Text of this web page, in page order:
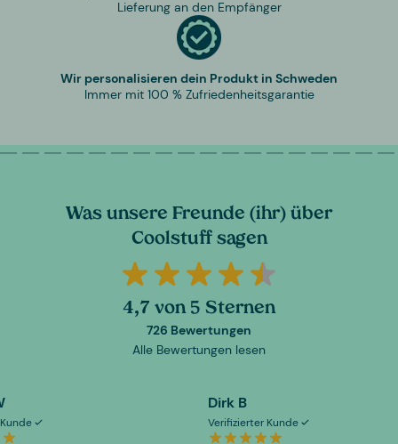
Lieferung an den Empfänger
Wir personalisieren dein Produkt in Schweden
Immer mit 100 % Zufriedenheitsgarantie
Was unsere Freunde (ihr) über
Coolstuff sagen
4,7 von 5 Sternen
726 Bewertungen
Alle Bewertungen lesen
Dirk B
Verifizierter Kunde